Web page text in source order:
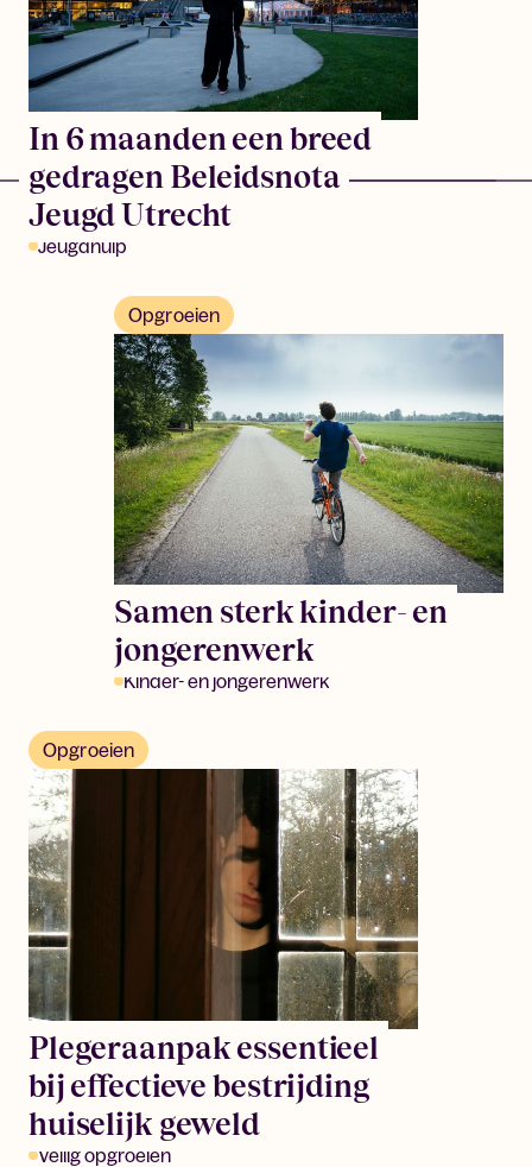
In 6 maanden een breed
gedragen Beleidsnota
Jeugd Utrecht
Jeugdhulp
Opgroeien
Samen sterk kinder- en
jongerenwerk
Kinder- en jongerenwerk
Opgroeien
Plegeraanpak essentieel
bij effectieve bestrijding
huiselijk geweld
Veilig opgroeien